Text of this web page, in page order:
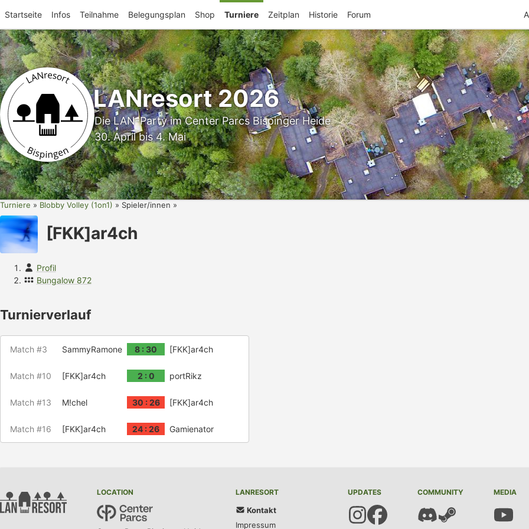
Startseite Infos Teilnahme Belegungsplan Shop Turniere Zeitplan Historie Forum
LANresort 2026
Die LAN-Party im Center Parcs Bispinger Heide
30. April bis 4. Mai
Turniere Blobby Volley (1on1) Spieler/innen
[FKK]ar4ch
Profil
Bungalow 872
Turnierverlauf
Match #3 SammyRamone 8 : 30 [FKK]ar4ch
Match #10 [FKK]ar4ch 2 : 0 portRikz
Match #13 M!chel 30 : 26 [FKK]ar4ch
Match #16 [FKK]ar4ch 24 : 26 Gamienator
LOCATION LANRESORT
Kontakt
Impressum
UPDATES COMMUNITY MEDIA